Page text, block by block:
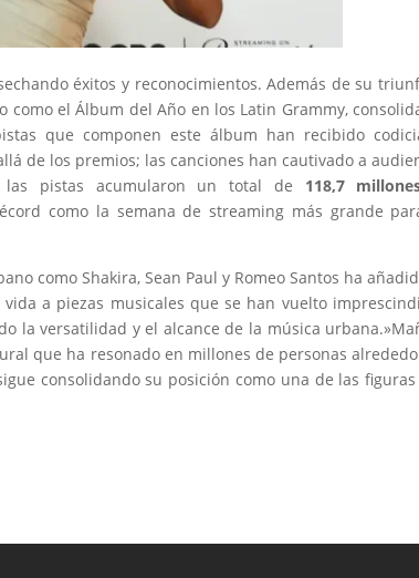
éxitos y reconocimientos. Además de su
como el Álbum del Año en los Latin Grammy,
que componen este álbum han recibido
de los premios; las canciones han cautivado a
pistas acumularon un total de 118,7
como la semana de streaming más grande
como Shakira, Sean Paul y Romeo Santos ha
a piezas musicales que se han vuelto
la versatilidad y el alcance de la música
que ha resonado en millones de personas
consolidando su posición como una de las figuras